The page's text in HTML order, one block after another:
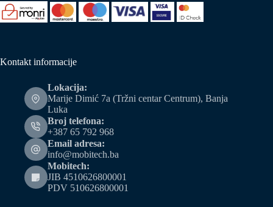
Kontakt informacije
Lokacija:
Marije Dimić 7a (Tržni centar Centrum), Banja
Luka
Broj telefona:
+387 65 792 968
Email adresa:
info@mobitech.ba
Mobitech:
JIB 4510626800001
PDV 510626800001